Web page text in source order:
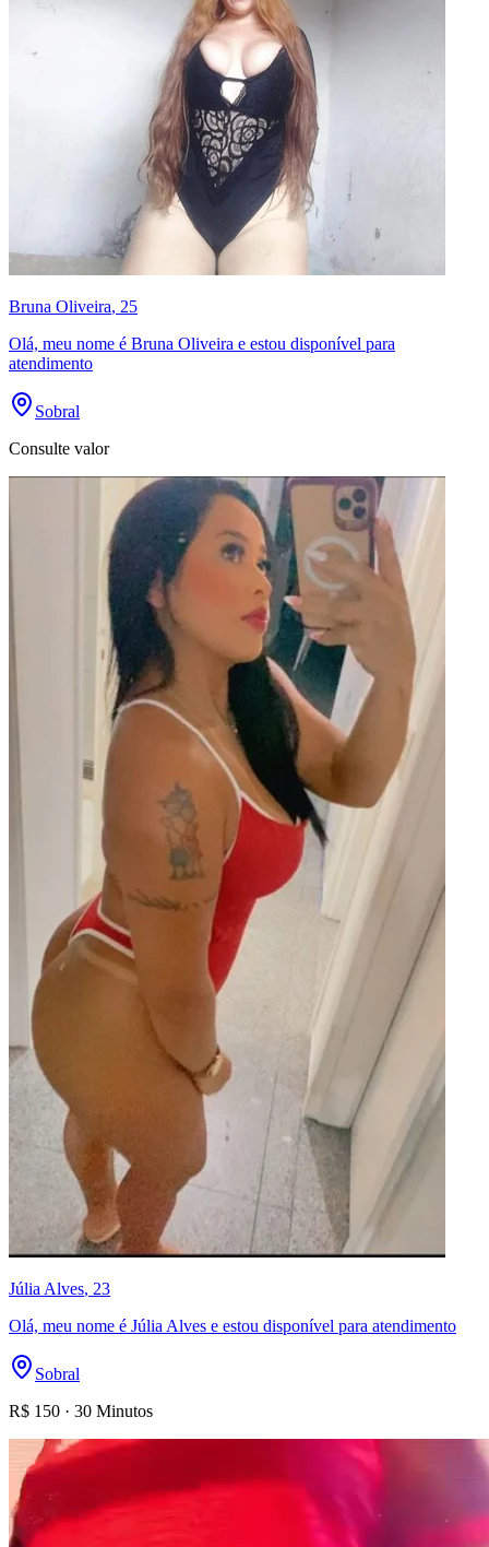
Bruna Oliveira, 25
Olá, meu nome é Bruna Oliveira e estou disponível para
atendimento
Sobral
Consulte valor
Júlia Alves, 23
Olá, meu nome é Júlia Alves e estou disponível para atendimento
Sobral
R$ 150 · 30 Minutos